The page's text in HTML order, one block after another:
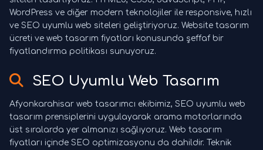
WordPress ve diğer modern teknolojiler ile responsive, hızlı
ve SEO uyumlu web siteleri geliştiriyoruz. Website tasarım
ücreti ve web tasarım fiyatları konusunda şeffaf bir
fiyatlandırma politikası sunuyoruz.
SEO Uyumlu Web Tasarım
Afyonkarahisar web tasarımcı ekibimiz, SEO uyumlu web
tasarım prensiplerini uygulayarak arama motorlarında
üst sıralarda yer almanızı sağlıyoruz. Web tasarım
fiyatları içinde SEO optimizasyonu da dahildir. Teknik